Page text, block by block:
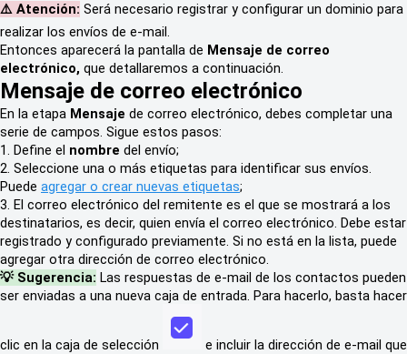
⚠️ Atención: Será necesario registrar y configurar un dominio para
realizar los envíos de e-mail.
Entonces aparecerá la pantalla de Mensaje de correo
electrónico, que detallaremos a continuación.
Mensaje de correo electrónico
En la etapa Mensaje de correo electrónico, debes completar una
serie de campos. Sigue estos pasos:
1. Define el nombre del envío;
2. Seleccione una o más etiquetas para identificar sus envíos.
Puede agregar o crear nuevas etiquetas;
3. El correo electrónico del remitente es el que se mostrará a los
destinatarios, es decir, quien envía el correo electrónico. Debe estar
registrado y configurado previamente. Si no está en la lista, puede
agregar otra dirección de correo electrónico.
💡 Sugerencia: Las respuestas de e-mail de los contactos pueden
ser enviadas a una nueva caja de entrada. Para hacerlo, basta hacer
clic en la caja de selección
e incluir la dirección de e-mail que